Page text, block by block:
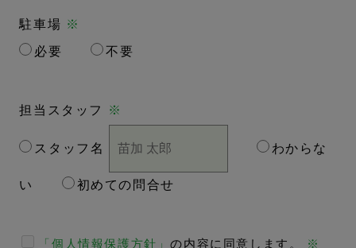
駐車場 ※
必要
不要
担当スタッフ ※
スタッフ名 わからな
い 初めての問合せ
「個人情報保護方針」の内容に同意します。 ※